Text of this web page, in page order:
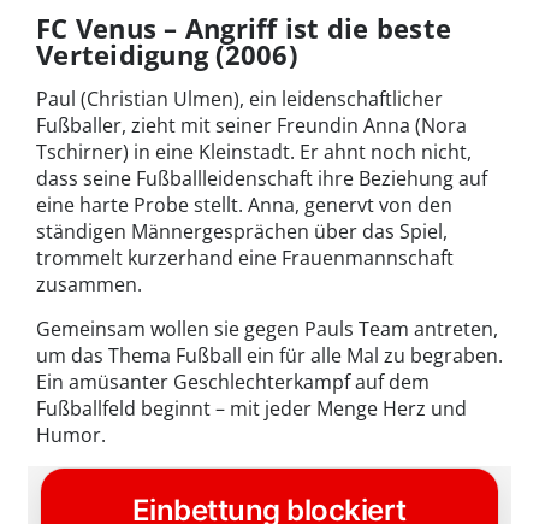
FC Venus – Angriff ist die beste
Verteidigung (2006)
Paul (Christian Ulmen), ein leidenschaftlicher
Fußballer, zieht mit seiner Freundin Anna (Nora
Tschirner) in eine Kleinstadt. Er ahnt noch nicht,
dass seine Fußballleidenschaft ihre Beziehung auf
eine harte Probe stellt. Anna, genervt von den
ständigen Männergesprächen über das Spiel,
trommelt kurzerhand eine Frauenmannschaft
zusammen.
Gemeinsam wollen sie gegen Pauls Team antreten,
um das Thema Fußball ein für alle Mal zu begraben.
Ein amüsanter Geschlechterkampf auf dem
Fußballfeld beginnt – mit jeder Menge Herz und
Humor.